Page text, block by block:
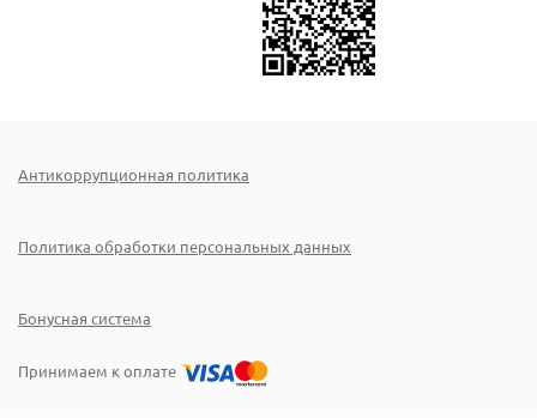
Антикоррупционная политика
Политика обработки персональных данных
Бонусная система
Принимаем к оплате